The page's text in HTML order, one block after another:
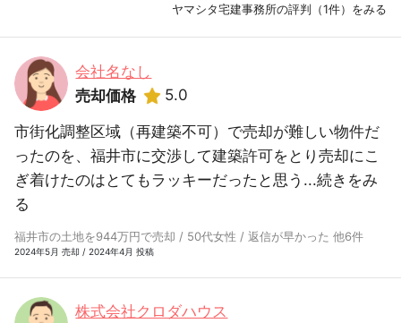
ヤマシタ宅建事務所の評判（1件）をみる
会社名なし
売却価格
5.0
市街化調整区域（再建築不可）で売却が難しい物件だ
ったのを、福井市に交渉して建築許可をとり売却にこ
ぎ着けたのはとてもラッキーだったと思う...続きをみ
る
福井市の土地を944万円で売却 / 50代女性 / 返信が早かった 他6件
2024年5月 売却 / 2024年4月 投稿
株式会社クロダハウス